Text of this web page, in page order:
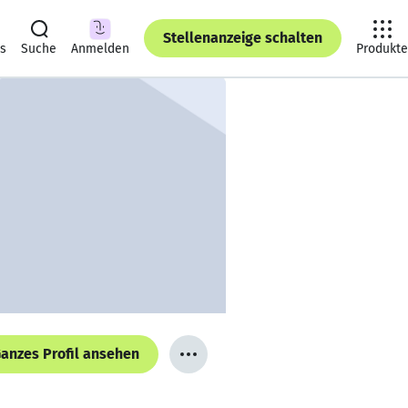
Suche Anmelden
Stellenanzeige schalten
Produkte
Profil ansehen